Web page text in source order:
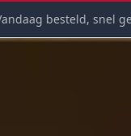
besteld, snel